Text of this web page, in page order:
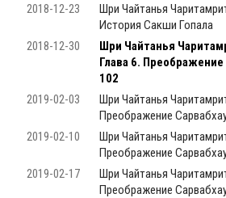
2018-12-23
Шри Чайтанья
История Сакши Гопала
2018-12-30
Шри Чайтанья
Глава 6.
102
2019-02-03
Шри Чайтанья
Преображение
2019-02-10
Шри Чайтанья
Преображение
2019-02-17
Шри Чайтанья
Преображение